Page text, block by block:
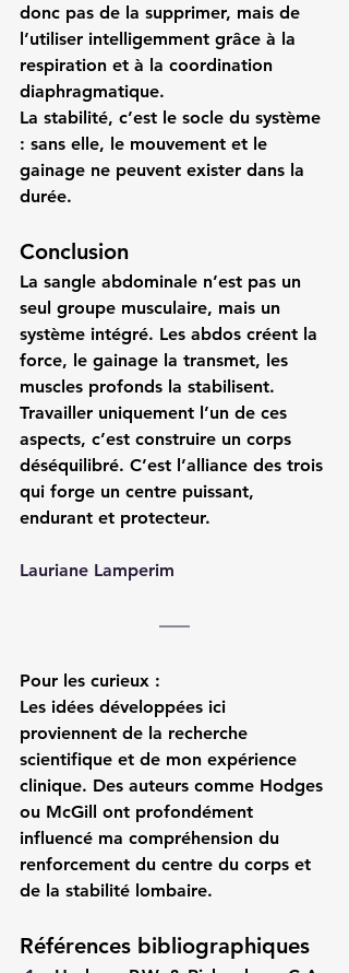
donc pas de la supprimer, mais de
l’utiliser intelligemment grâce à la
respiration et à la coordination
diaphragmatique.
La stabilité, c’est le socle du système
: sans elle, le mouvement et le
gainage ne peuvent exister dans la
durée.
Conclusion
La sangle abdominale n’est pas un
seul groupe musculaire, mais un
système intégré. Les abdos créent la
force, le gainage la transmet, les
muscles profonds la stabilisent.
Travailler uniquement l’un de ces
aspects, c’est construire un corps
déséquilibré. C’est l’alliance des trois
qui forge un centre puissant,
endurant et protecteur.
Lauriane Lamperim
Pour les curieux :
Les idées développées ici
proviennent de la recherche
scientifique et de mon expérience
clinique. Des auteurs comme Hodges
ou McGill ont profondément
influencé ma compréhension du
renforcement du centre du corps et
de la stabilité lombaire.
Références bibliographiques